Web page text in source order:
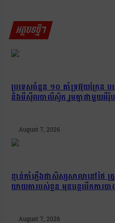
អត្ថបទថ្មីៗ
ប្រទេសចំនួន ១០ គាំទ្រអ៊ុយក្រែន បង្
និងមីស៊ីលបាលីស្ទិក រួមគ្នាជាមួយអឺរ៉ុ
August 7, 2026
ខ្មាន់កាំភ្លើងជាសិស្សសាលានៅថៃ ត្
យាយតារបស់ខ្លួន មុនបន្តបើកការ
August 7, 2026